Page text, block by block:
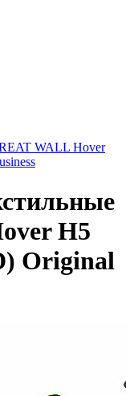
WALL Hover
H5
Original